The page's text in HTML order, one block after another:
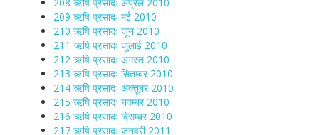
209 ऋषि प्रसादः मई 2010
210 ऋषि प्रसादः जून 2010
211 ऋषि प्रसादः जुलाई 2010
212 ऋषि प्रसादः अगस्त 2010
213 ऋषि प्रसादः सितम्बर 2010
214 ऋषि प्रसादः अक्तूबर 2010
215 ऋषि प्रसादः नवम्बर 2010
216 ऋषि प्रसादः दिसम्बर 2010
217 ऋषि प्रसादः जनवरी 2011